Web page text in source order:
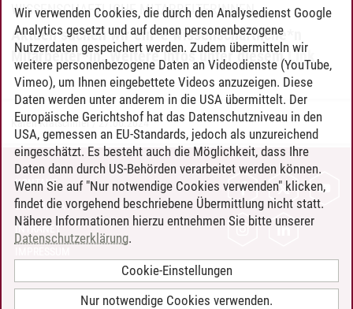
WISSENSCHAFTLICHE MITARBEITERINNEN
Aktuell suchen wir ein*e wissenschaftliche*n
Mitarbeiter*in. Weitere Infos unter diesemLink .
Karen Kratschmer/27.06.2024
KONTAKT
LEUPHANA ALS ARBEITGEBER
INTRANET
BARRIEREFREIHEIT
Wir verwenden Cookies, die durch den Analysedienst Google
Analytics gesetzt und auf denen personenbezogene
Nutzerdaten gespeichert werden. Zudem übermitteln wir
weitere personenbezogene Daten an Videodienste (YouTube,
Vimeo), um Ihnen eingebettete Videos anzuzeigen. Diese
Daten werden unter anderem in die USA übermittelt. Der
Europäische Gerichtshof hat das Datenschutzniveau in den
USA, gemessen an EU-Standards, jedoch als unzureichend
eingeschätzt. Es besteht auch die Möglichkeit, dass Ihre
Daten dann durch US-Behörden verarbeitet werden können.
Wenn Sie auf "Nur notwendige Cookies verwenden" klicken,
findet die vorgehend beschriebene Übermittlung nicht statt.
Nähere Informationen hierzu entnehmen Sie bitte unserer
Datenschutzerklärung.
Cookie-Einstellungen
Nur notwendige Cookies verwenden.